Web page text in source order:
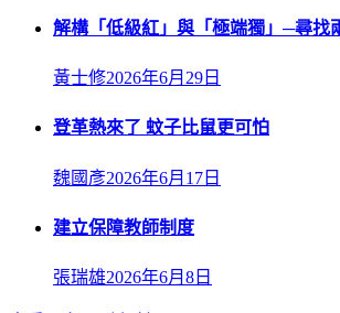
解構「低級紅」與「極端獨」─尋找
黃士修2026年6月29日
登革熱來了 蚊子比鼠更可怕
魏國彥2026年6月17日
建立保障教師制度
張瑞雄2026年6月8日